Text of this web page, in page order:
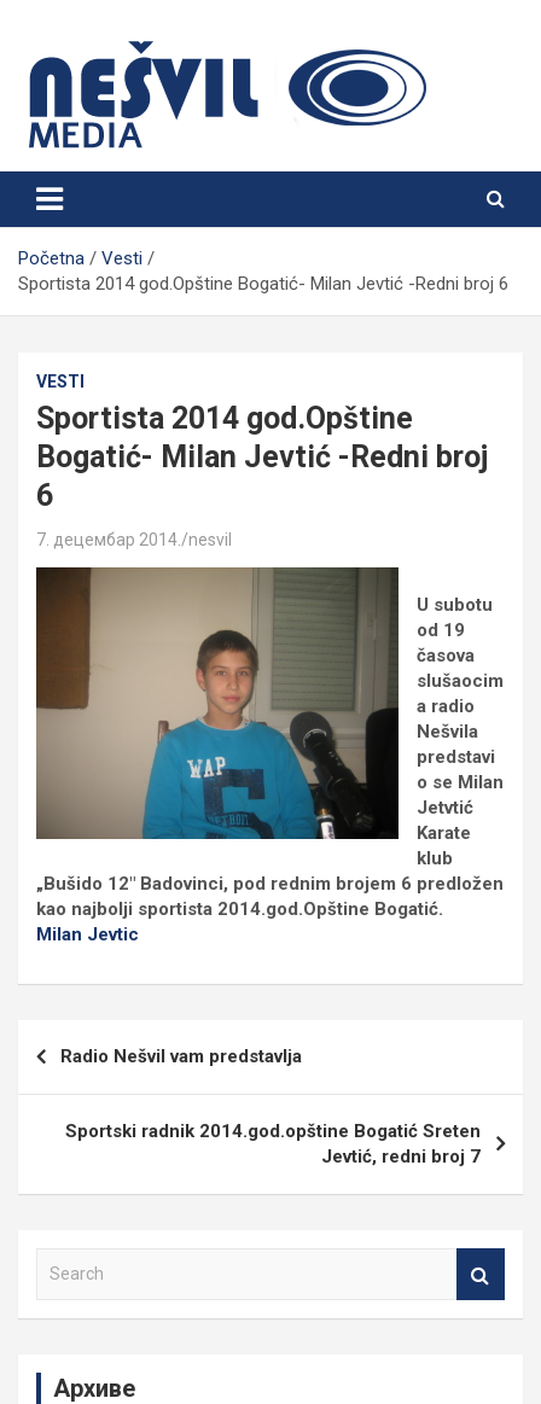
content
Nešvil Media Bogatić
Početna
Vesti
Sportista 2014 god.Opštine Bogatić- Milan Jevtić -Redni broj 6
VESTI
Sportista 2014 god.Opštine
Bogatić- Milan Jevtić -Redni broj
6
7. децембар 2014. nesvil
U subotu
od 19
časova
slušaocim
a radio
Nešvila
predstavi
o se Milan
Jetvtić
Karate
klub
„Bušido 12″ Badovinci, pod rednim brojem 6 predložen
kao najbolji sportista 2014.god.Opštine Bogatić.
Milan Jevtic
Radio Nešvil vam predstavlja
Sportski radnik 2014.god.opštine Bogatić Sreten
Jevtić, redni broj 7
Архиве